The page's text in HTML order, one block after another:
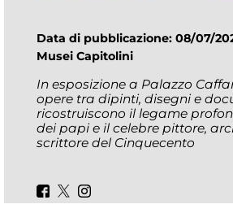
Data di pubblicazione: 08/07/
Musei Capitolini
In esposizione a Palazzo
opere tra dipinti, disegni e
ricostruiscono il legame
dei papi e il celebre pittore,
scrittore del Cinquecento